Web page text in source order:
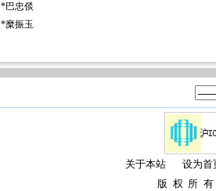
*巴忠倓
*糜振玉